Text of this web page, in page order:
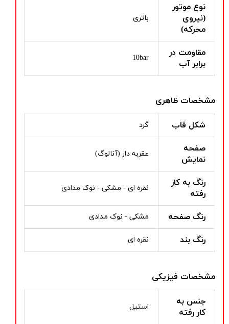
نوع موتور
(نیروی
محرکه)
باتری
مقاومت در
برابر آب
10bar
مشخصات ظاهری
شکل قاب گرد
صفحه
نمایش
عقربه دار (آنالوگ)
رنگ به کار
رفته
نقره ای - مشکی - نوک مدادی
رنگ صفحه مشکی - نوک مدادی
رنگ بند نقره ای
مشخصات فیزیکی
جنس به
کار رفته
استیل